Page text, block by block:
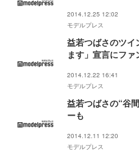
2014.12.25 12:02
モデルプレス
益若つばさのツイ
ます」宣言にファ
2014.12.22 16:41
モデルプレス
益若つばさの“谷
ーも
2014.12.11 12:20
モデルプレス